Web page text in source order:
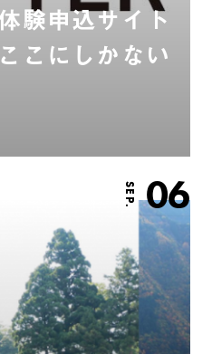
験申込サイト
こにしかない
SEP. 06